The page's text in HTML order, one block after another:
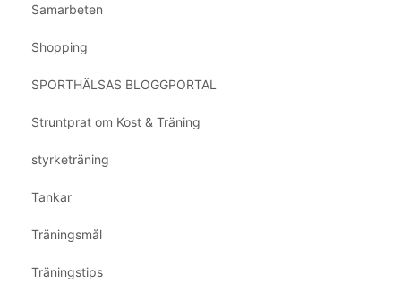
Samarbeten
Shopping
SPORTHÄLSAS BLOGGPORTAL
Struntprat om Kost & Träning
styrketräning
Tankar
Träningsmål
Träningstips